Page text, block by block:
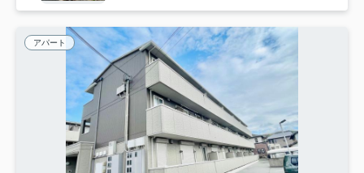
アパート